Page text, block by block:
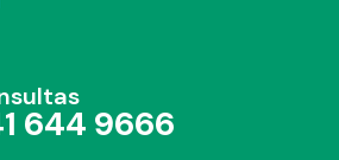
644 9666